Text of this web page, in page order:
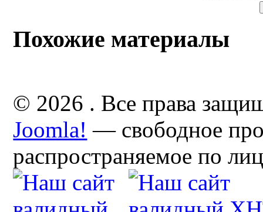
Похожие материалы
© 2026 . Все права
Joomla! — свободное
распространяемое по